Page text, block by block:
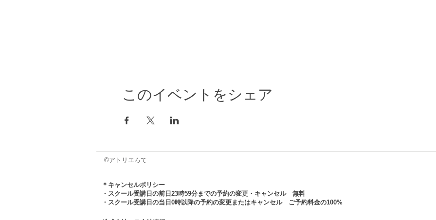
このイベントをシェア
©アトリエろて
＊キャンセルポリシー
・スクール受講日の前日23時59分までの予約の変更・キャンセル 無料
・スクール受講日の当日0時以降の予約の変更またはキャンセル ご予約料金の100%